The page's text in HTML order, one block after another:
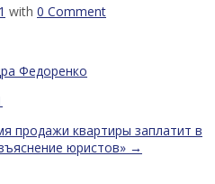
with 0 Comment
Федоренко
продажи квартиры заплатит в
юристов» →